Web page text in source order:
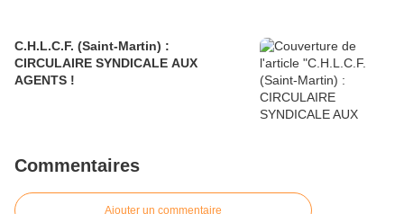
C.H.L.C.F. (Saint-Martin) :
CIRCULAIRE SYNDICALE AUX
AGENTS !
Commentaires
Ajouter un commentaire